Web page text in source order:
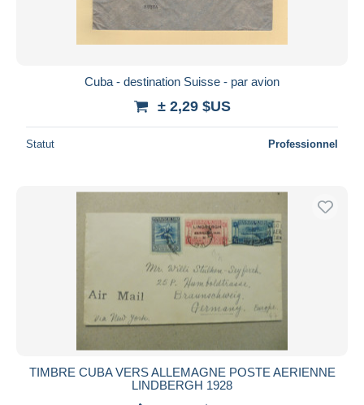
Cuba - destination Suisse - par avion
± 2,29 $US
Statut Professionnel
TIMBRE CUBA VERS ALLEMAGNE POSTE AERIENNE
LINDBERGH 1928